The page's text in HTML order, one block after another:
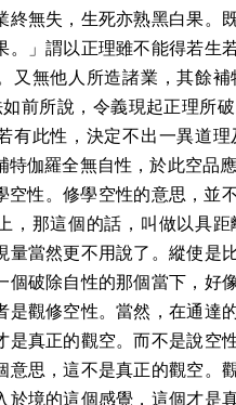
終無失，生死亦熟黑白果。
。」謂以正理雖不能得若生
又無他人所造諸業，其餘
前所說，令義現起正理所
有此性，決定不出一異道
伽羅全無自性，於此空品應
空性。修學空性的意思，並
，那這個的話，叫做以具
量當然更不用說了。縱使是
個破除自性的那個當下，好
是觀修空性。當然，在通達
是真正的觀空。而不是說空
意思，這不是真正的觀空。
於境的這個感覺，這個才是